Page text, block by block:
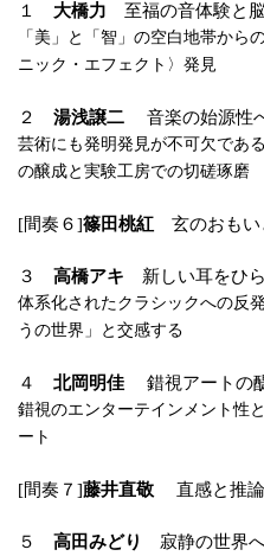
１ 大橋力 至福の音体験と
「美」と「智」の空白地帯から
ニック・エフェクト〉発見
２ 湯浅譲二 音楽の始源性
芸術にも発明発見が不可欠であ
の醸成と実験工房での切磋琢磨
[間奏６]篠田桃紅 玄のおもい
３ 高橋アキ 新しい耳をひ
体系化されたクラシックへの反
うの世界」と交感する
４ 北岡明佳 錯視アートの
錯視のエンターテインメント性
ート
[間奏７]藤井直敬 直感と推論
５ 高田みどり 寂静の世界